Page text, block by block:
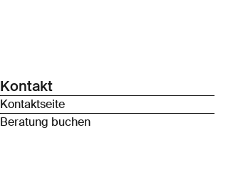
Kontakt
Kontaktseite
Beratung buchen